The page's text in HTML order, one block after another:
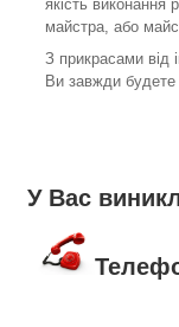
якість виконання
майстра, або
З прикрасами від
Ви завжди
У Вас